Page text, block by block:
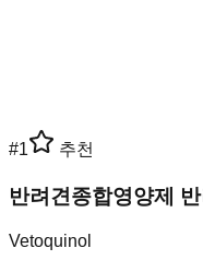
#1 추천
반려견종합영양제
Vetoquinol